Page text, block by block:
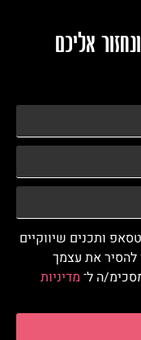
אליכם
ותכנים שיווקיים
להסיר את עצמך
ה ל־ מדיניות